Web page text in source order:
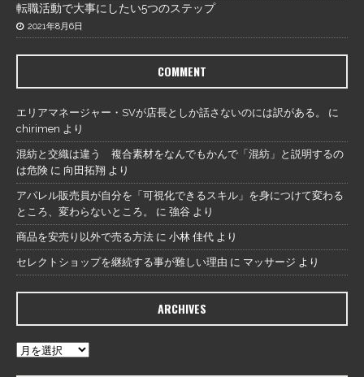
転職活動で大事にしたい5つのステップ
2021年8月6日
COMMENT
エリアマネージャー・SVが店長としか話さないのには訳がある。
に
chirimen より
混紡と交織は違う 複合素材をなんでもかんで「混紡」と説明するの
は危険 に 向田拓翔 より
アパレル販売員が自分を「可視化できるスキル」を身につけて変わる
ところ、変わらないところ。
に 強谷 より
商品を安売り以外で売る方法 に 小林 佳代 より
セレクトショップを継続する事が難しい理由 に マッサージ より
ARCHIVES